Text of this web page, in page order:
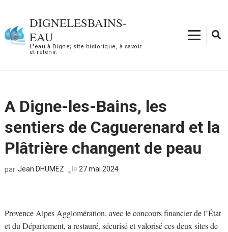
contenu
(Pressez
DIGNELESBAINS-
EAU
L'eau à Digne; site historique, à savoir
et retenir.
A Digne-les-Bains, les
sentiers de Caguerenard et la
Plâtrière changent de peau
par Jean DHUMEZ le 27 mai 2024
Provence Alpes Agglomération, avec le concours financier de l’État
et du Département, a restauré, sécurisé et valorisé ces deux sites de